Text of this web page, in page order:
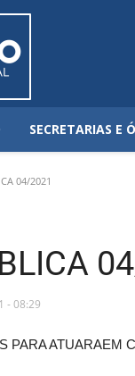
SECRETARIAS E
04/2021
- 08:29
PARA ATUARAEM